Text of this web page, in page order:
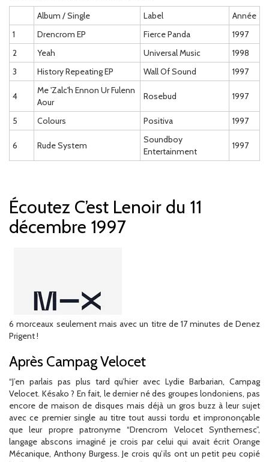
Album / Single
Label
Année
1
Drencrom EP Fierce Panda
1997
2
Yeah Universal Music
1998
3
History Repeating EP Wall Of Sound 1997
4
Me 'Zalc'h Ennon Ur Fulenn
Aour
Rosebud 1997
5 Colours Positiva 1997
6 Rude System
Soundboy
Entertainment
1997
Écoutez C’est Lenoir du 11
décembre 1997
6 morceaux seulement mais avec un titre de 17 minutes de Denez
Prigent !
Après Campag Velocet
“J’en parlais pas plus tard qu’hier avec Lydie Barbarian, Campag
Velocet. Késako ? En fait, le dernier né des groupes londoniens, pas
encore de maison de disques mais déjà un gros buzz à leur sujet
avec ce premier single au titre tout aussi tordu et imprononçable
que leur propre patronyme “Drencrom Velocet Synthemesc”,
langage abscons imaginé je crois par celui qui avait écrit Orange
Mécanique, Anthony Burgess. Je crois qu’ils ont un petit peu copié